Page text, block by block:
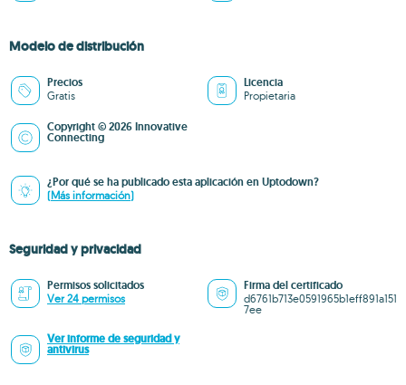
Modelo de distribución
Precios
Gratis
Licencia
Propietaria
Copyright © 2026 Innovative
Connecting
¿Por qué se ha publicado esta aplicación en Uptodown?
(Más información)
Seguridad y privacidad
Permisos solicitados
Ver 24 permisos
Firma del certificado
d6761b713e0591965b1eff891a151
7ee
Ver informe de seguridad y
antivirus